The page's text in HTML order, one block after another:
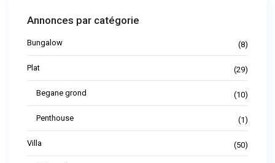
Annonces par catégorie
Bungalow (8)
Plat (29)
Begane grond (10)
Penthouse (1)
Villa (50)